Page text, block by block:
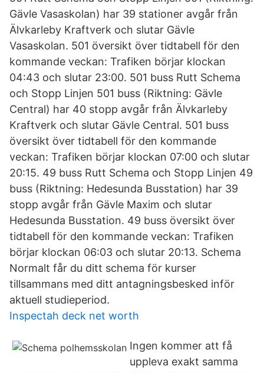
Gävle Vasaskolan) har 39 stationer avgår från
Älvkarleby Kraftverk och slutar Gävle
Vasaskolan. 501 översikt över tidtabell för den
kommande veckan: Trafiken börjar klockan
04:43 och slutar 23:00. 501 buss Rutt Schema
och Stopp Linjen 501 buss (Riktning: Gävle
Central) har 40 stopp avgår från Älvkarleby
Kraftverk och slutar Gävle Central. 501 buss
översikt över tidtabell för den kommande
veckan: Trafiken börjar klockan 07:00 och slutar
20:15. 49 buss Rutt Schema och Stopp Linjen 49
buss (Riktning: Hedesunda Busstation) har 39
stopp avgår från Gävle Maxim och slutar
Hedesunda Busstation. 49 buss översikt över
tidtabell för den kommande veckan: Trafiken
börjar klockan 06:03 och slutar 20:13. Schema
Normalt får du ditt schema för kurser
tillsammans med ditt antagningsbesked inför
aktuell studieperiod.
Inspectah deck net worth
Ingen kommer att få
uppleva exakt samma